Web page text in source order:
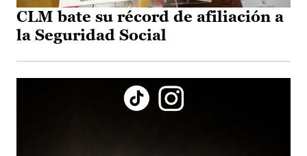
CLM bate su récord de afiliación a
la Seguridad Social